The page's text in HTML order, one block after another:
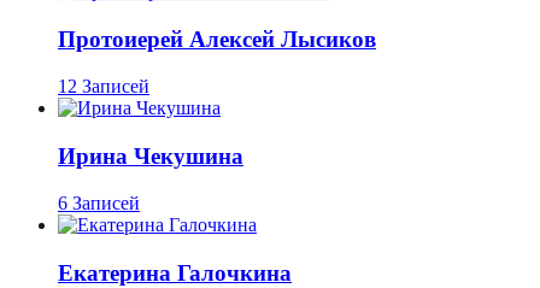
Протоиерей Алексей Лысиков
12 Записей
Ирина Чекушина
6 Записей
Екатерина Галочкина